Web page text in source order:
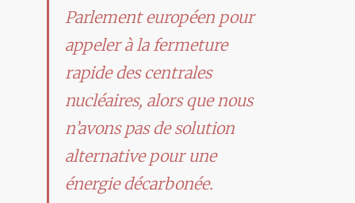
Parlement européen pour
appeler à la fermeture
rapide des centrales
nucléaires, alors que nous
n’avons pas de solution
alternative pour une
énergie décarbonée.